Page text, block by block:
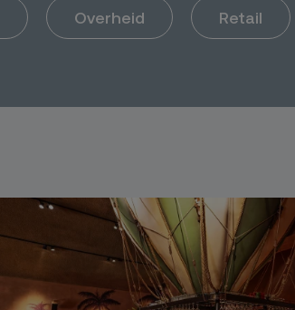
Overheid Retail